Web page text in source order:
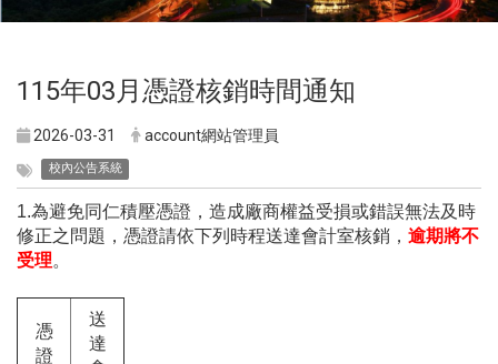
115年03月憑證核銷時間通知
2026-03-31 account網站管理員
校內公告系統
1.為避免同仁積壓憑證，造成廠商權益受損或錯誤無法及時
修正之問題，憑證請依下列時程送達會計室核銷， 逾期將不
受理。
憑
證
送
達